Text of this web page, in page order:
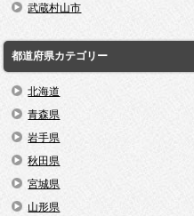
武蔵村山市
都道府県カテゴリー
北海道
青森県
岩手県
秋田県
宮城県
山形県